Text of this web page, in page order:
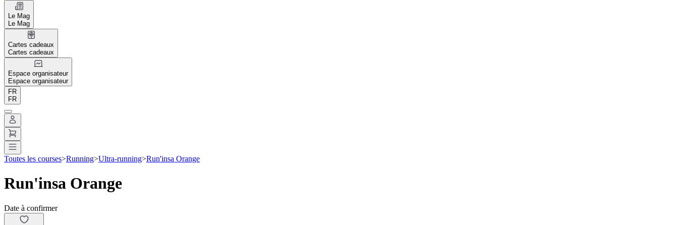
Le Mag
Le Mag
Cartes cadeaux
Cartes cadeaux
Espace organisateur
Espace organisateur
FR
FR
Toutes les courses>Running>Ultra-running>Run'insa Orange
Run'insa Orange
Date à confirmer